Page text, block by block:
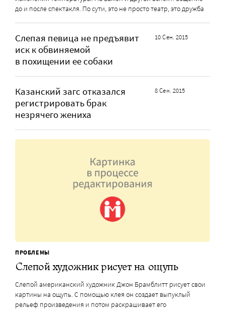
до и после спектакля. По сути, это не просто театр, это дружба
Слепая певица не предъявит
иск к обвиняемой
в похищении ее собаки
10 Сен. 2015
Казанский загс отказался
регистрировать брак
незрячего жениха
8 Сен. 2015
ПРОБЛЕМЫ
Слепой художник рисует на ощупь
Слепой американский художник Джон Брамблитт рисует свои
картины на ощупь. С помощью клея он создает выпуклый
рельеф произведения и потом раскрашивает его